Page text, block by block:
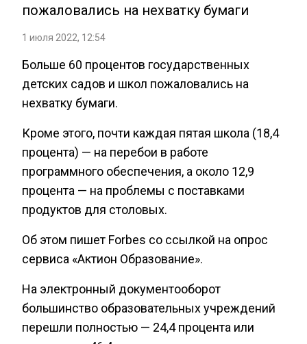
пожаловались на нехватку бумаги
1 июля 2022, 12:54
Больше 60 процентов государственных
детских садов и школ пожаловались на
нехватку бумаги.
Кроме этого, почти каждая пятая школа (18,4
процента) — на перебои в работе
программного обеспечения, а около 12,9
процента — на проблемы с поставками
продуктов для столовых.
Об этом пишет Forbes со ссылкой на опрос
сервиса «Актион Образование».
На электронный документооборот
большинство образовательных учреждений
перешли полностью — 24,4 процента или